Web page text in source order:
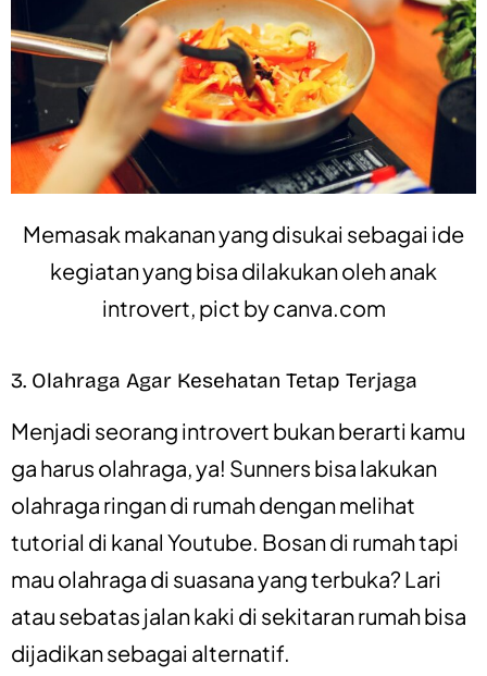
Memasak makanan yang disukai sebagai ide
kegiatan yang bisa dilakukan oleh anak
introvert, pict bycanva.com
3. Olahraga Agar Kesehatan Tetap Terjaga
Menjadi seorang introvert bukan berarti kamu
ga harus olahraga, ya! Sunners bisa lakukan
olahraga ringan di rumah dengan melihat
tutorial di kanal Youtube. Bosan di rumah tapi
mau olahraga di suasana yang terbuka? Lari
atau sebatas jalan kaki di sekitaran rumah bisa
dijadikan sebagai alternatif.